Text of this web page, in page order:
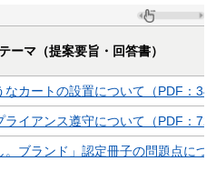
テーマ（提案要旨・回答書）
なカートの設置について（PDF：
ライアンス遵守について（PDF：
。ブランド」認定冊子の問題点につ